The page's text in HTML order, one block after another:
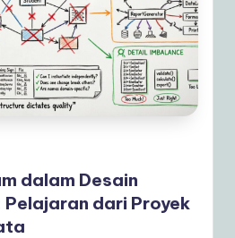
dalam Desain
Pelajaran dari Proyek